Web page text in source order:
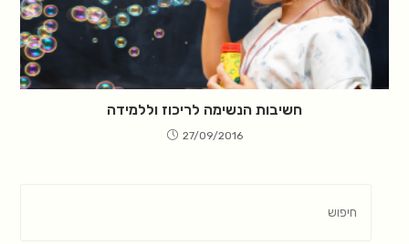
חשיבות הנשימה לריכוז וללמידה
27/09/2016